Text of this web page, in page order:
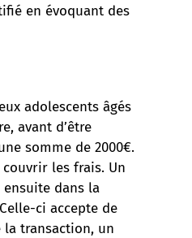
en évoquant des
adolescents âgés
avant d’être
somme de 2000€.
les frais. Un
dans la
ci accepte de
transaction, un